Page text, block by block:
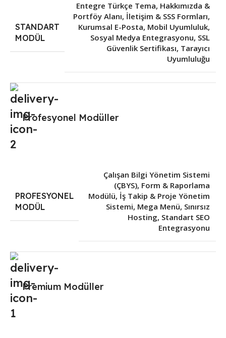
STANDART
MODÜL
Entegre Türkçe Tema, Hakkımızda &
Portföy Alanı, İletişim & SSS Formları,
Kurumsal E-Posta, Mobil Uyumluluk,
Sosyal Medya Entegrasyonu, SSL
Güvenlik Sertifikası, Tarayıcı
Uyumluluğu
Profesyonel Modüller
PROFESYONEL
MODÜL
Çalışan Bilgi Yönetim Sistemi
(ÇBYS), Form & Raporlama
Modülü, İş Takip & Proje Yönetim
Sistemi, Mega Menü, Sınırsız
Hosting, Standart SEO
Entegrasyonu
Premium Modüller